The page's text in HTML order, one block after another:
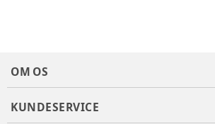
OM OS
KUNDESERVICE